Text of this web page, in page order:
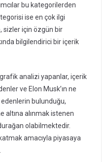
bu kategorilerden
ise en çok ilgi
sizler için özgün bir
bilgilendirici bir içerik
analizi yapanlar, içerik
ve Elon Musk’ın ne
bulunduğu,
altına alınmak istenen
olabilmektedir.
amacıyla piyasaya